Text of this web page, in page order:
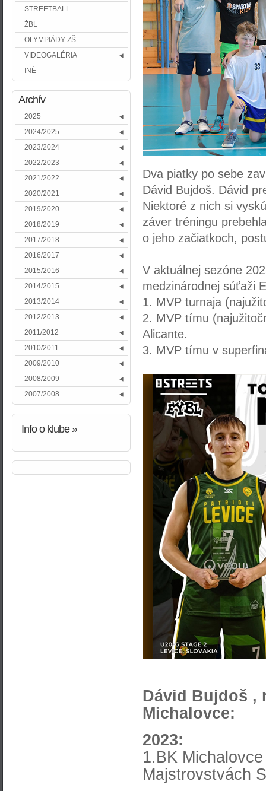
STREETBALL
ŽBL
OLYMPIÁDY ZŠ
VIDEOGALÉRIA
INÉ
Archív
2025
2024/2025
2023/2024
2022/2023
2021/2022
2020/2021
2019/2020
2018/2019
2017/2018
2016/2017
2015/2016
2014/2015
2013/2014
2012/2013
2011/2012
2010/2011
2009/2010
2008/2009
2007/2008
Infoo klube »
Dva piatky po sebe
Dávid Bujdoš. Dávid
Niektoré z nich si
záver tréningu
o jeho začiatkoch,
V aktuálnej sezóne
medzinárodnej súťaži
1. MVP turnaja
2. MVP tímu
Alicante.
3. MVP tímu v
Dávid Bujdoš ,
Michalovce:
2023:
1.BK
Majstrovstvách